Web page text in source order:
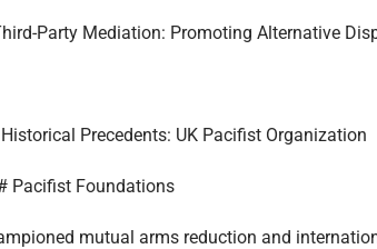
Party Mediation: Promoting Alternative
Precedents: UK Pacifist Organization
Pacifist Foundations
mutual arms reduction and